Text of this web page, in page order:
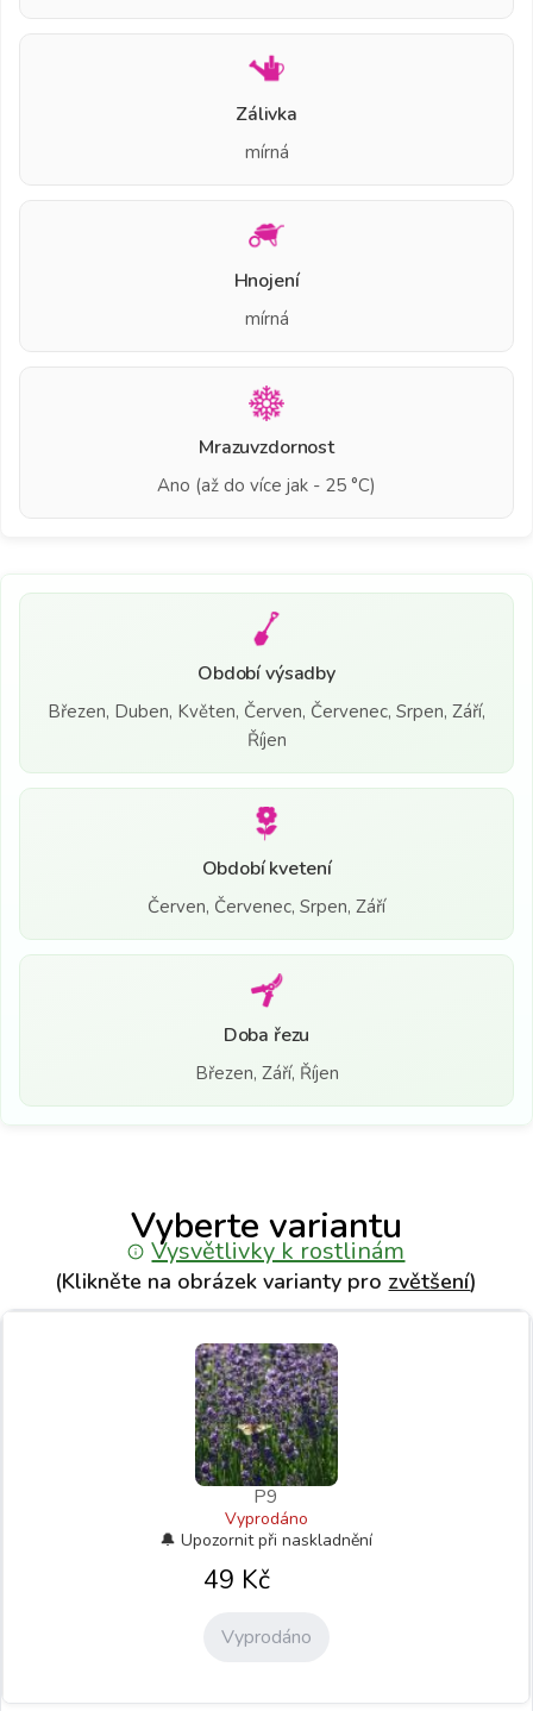
Zálivka
mírná
Hnojení
mírná
Mrazuvzdornost
Ano (až do více jak - 25 °C)
Období výsadby
Březen, Duben, Květen, Červen, Červenec, Srpen, Září,
Říjen
Období kvetení
Červen, Červenec, Srpen, Září
Doba řezu
Březen, Září, Říjen
Vyberte variantu
Vysvětlivky k rostlinám
(Klikněte na obrázek varianty pro zvětšení)
P9
Vyprodáno
49 Kč
Vyprodáno